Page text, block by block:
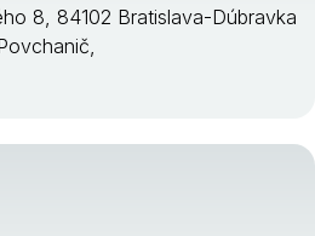
8, 84102 Bratislava-Dúbravka